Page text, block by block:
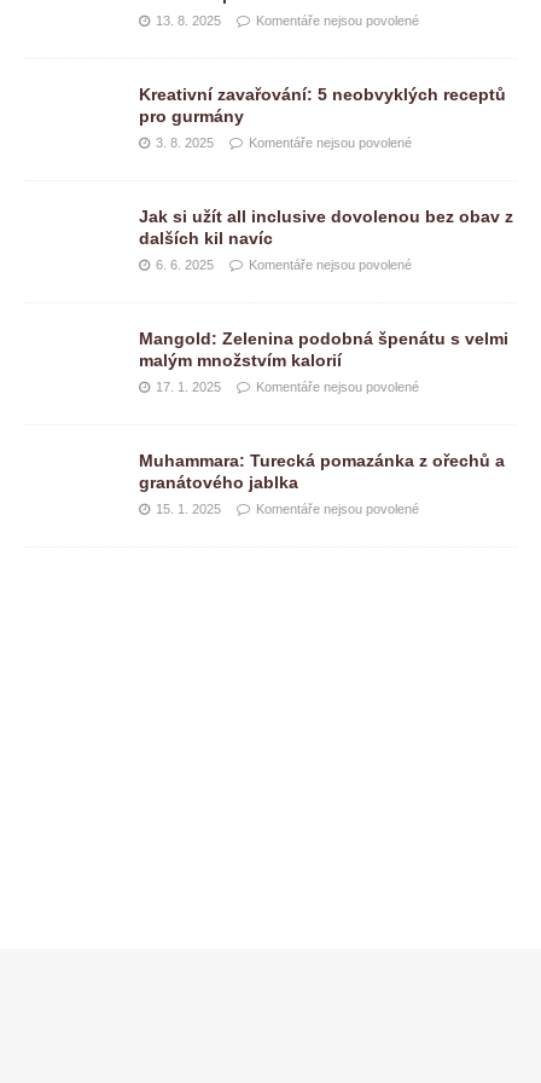
13. 8. 2025 Komentáře nejsou povolené
Kreativní zavařování: 5 neobvyklých receptů
pro gurmány
3. 8. 2025 Komentáře nejsou povolené
Jak si užít all inclusive dovolenou bez obav z
dalších kil navíc
6. 6. 2025 Komentáře nejsou povolené
Mangold: Zelenina podobná špenátu s velmi
malým množstvím kalorií
17. 1. 2025 Komentáře nejsou povolené
Muhammara: Turecká pomazánka z ořechů a
granátového jablka
15. 1. 2025 Komentáře nejsou povolené